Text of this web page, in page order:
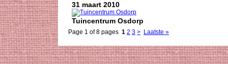
31 maart 2010
Tuincentrum Osdorp
Page 1 of 8 pages 1 2 3 > Laatste »